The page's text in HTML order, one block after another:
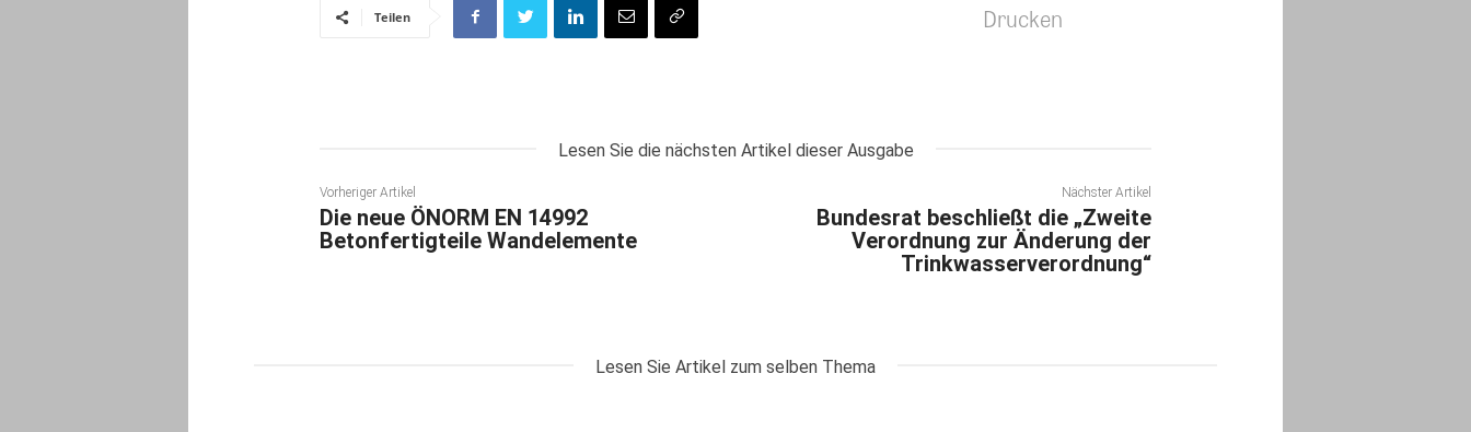
Teilen Drucken
Lesen Sie die nächsten Artikel dieser Ausgabe
Vorheriger Artikel
Die neue ÖNORM EN 14992
Betonfertigteile Wandelemente
Nächster Artikel
Bundesrat beschließt die „Zweite
Verordnung zur Änderung der
Trinkwasserverordnung“
Lesen Sie Artikel zum selben Thema